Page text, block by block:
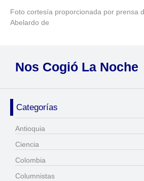
Foto cortesía proporcionada por prensa
Abelardo de
Nos Cogió La Noche
Categorías
Antioquia
Ciencia
Colombia
Columnistas